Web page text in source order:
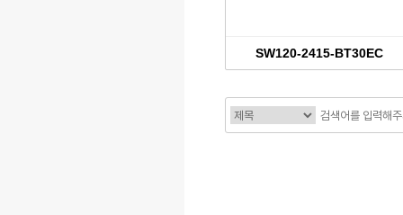
SW120-2415-BT30EC